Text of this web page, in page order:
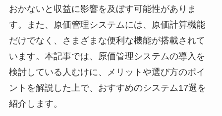
おかないと収益に影響を及ぼす可能性がありま
す。また、原価管理システムには、原価計算機能
だけでなく、さまざまな便利な機能が搭載されて
います。本記事では、原価管理システムの導入を
検討している人むけに、メリットや選び方のポイ
ントを解説した上で、おすすめのシステム17選を
紹介します。